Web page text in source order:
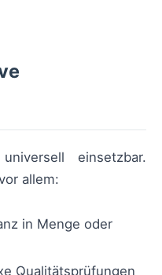
einsetzbar.
allem:
in Menge oder
Qualitätsprüfungen